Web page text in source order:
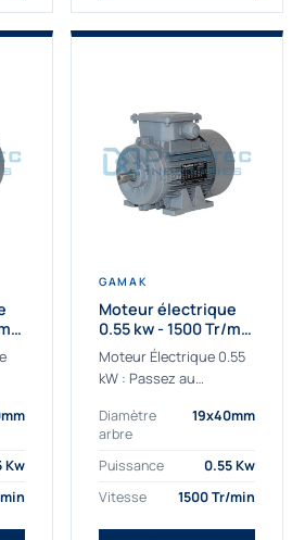
Kw
GAMAK
Moteur électrique
0.55 kw - 1500 Tr/min
- 230/400V -
Rendement IE4
Moteur Électrique 0.55
kW : Passez au
Découvrez notre
moteur électrique 0.55
kW de nouvelle
génération, conçu pour
les...
Diamètre
arbre
19x40mm
Puissance
0.55 Kw
Vitesse
1500 Tr/min